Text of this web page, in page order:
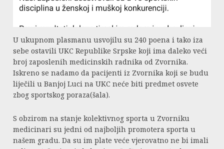
U ukupnom plasmanu usvojilu su 240 poena i tako iza
sebe ostavili UKC Republike Srpske koji ima daleko veći
broj zaposlenih medicinskih radnika od Zvornika.
Iskreno se nadamo da pacijenti iz Zvornika koji se budu
liječili u Banjoj Luci na UKC neće biti predmet osvete
zbog sportskog poraza(šala).
S obzirom na stanje kolektivnog sporta u Zvorniku
medicinari su jedni od najboljih promotera sporta u
našem gradu. Da su im plate veće vjerovatno ne bi imali